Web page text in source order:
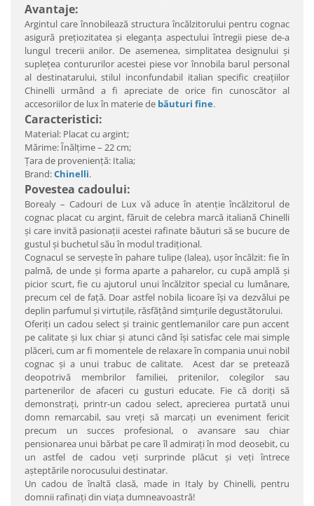
Avantaje:
Argintul care înnobilează structura încălzitorului pentru cognac
asigură preţiozitatea şi eleganţa aspectului întregii piese de-a
lungul trecerii anilor. De asemenea, simplitatea designului şi
supleţea contururilor acestei piese vor înnobila barul personal
al destinatarului, stilul inconfundabil italian specific creaţiilor
Chinelli urmând a fi apreciate de orice fin cunoscător al
accesoriilor de lux în materie de băuturi fine.
Caracteristici:
Material: Placat cu argint;
Mărime: Înălţime – 22 cm;
Ţara de provenienţă: Italia;
Brand:Chinelli.
Povestea cadoului:
Borealy – Cadouri de Lux vă aduce în atenţie încălzitorul de
cognac placat cu argint, făruit de celebra marcă italiană Chinelli
şi care invită pasionaţii acestei rafinate băuturi să se bucure de
gustul şi buchetul său în modul tradiţional.
Cognacul se serveşte în pahare tulipe (lalea), uşor încălzit: fie în
palmă, de unde şi forma aparte a paharelor, cu cupă amplă şi
picior scurt, fie cu ajutorul unui încălzitor special cu lumânare,
precum cel de faţă. Doar astfel nobila licoare îşi va dezvălui pe
deplin parfumul şi virtuţile, răsfăţând simţurile degustătorului.
Oferiţi un cadou select şi trainic gentlemanilor care pun accent
pe calitate şi lux chiar şi atunci când îşi satisfac cele mai simple
plăceri, cum ar fi momentele de relaxare în compania unui nobil
cognac şi a unui trabuc de calitate. Acest dar se pretează
deopotrivă membrilor familiei, pritenilor, colegilor sau
partenerilor de afaceri cu gusturi educate. Fie că doriţi să
demonstraţi, printr-un cadou select, aprecierea purtată unui
domn remarcabil, sau vreţi să marcaţi un eveniment fericit
precum un succes profesional, o avansare sau chiar
pensionarea unui bărbat pe care îl admiraţi în mod deosebit, cu
un astfel de cadou veţi surprinde plăcut şi veţi întrece
aşteptările norocusului destinatar.
Un cadou de înaltă clasă, made in Italy by Chinelli, pentru
domnii rafinaţi din viaţa dumneavoastră!